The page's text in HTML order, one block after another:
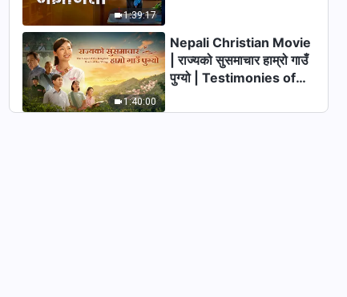
1:39:17
1:40:00
Nepali Christian Movie
| राज्यको सुसमाचार हाम्रो गाउँ
पुग्यो | Testimonies of
the Lord's Return